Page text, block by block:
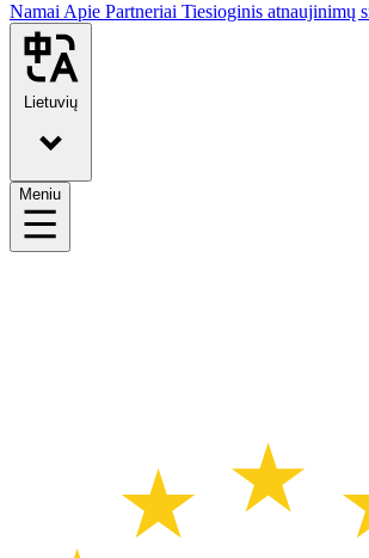
Namai Apie Partneriai Tiesioginis atnaujinimų
Lietuvių
Meniu